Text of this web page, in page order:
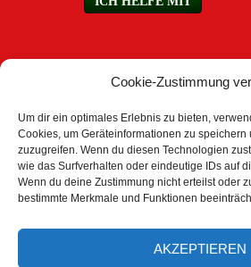
Cookie-Zustimmung
Um dir ein optimales Erlebnis zu bieten,
Cookies, um Geräteinformationen zu speichern
zuzugreifen. Wenn du diesen Technologien
wie das Surfverhalten oder eindeutige IDs auf
Wenn du deine Zustimmung nicht erteilst oder
bestimmte Merkmale und Funktionen
AKZEPTIEREN
ARCHIV
Archiv